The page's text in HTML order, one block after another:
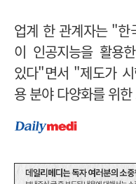
업계 한 관계자는 "한
이 인공지능을 활용
있다"면서 "제도가
용 분야 다양화를 위